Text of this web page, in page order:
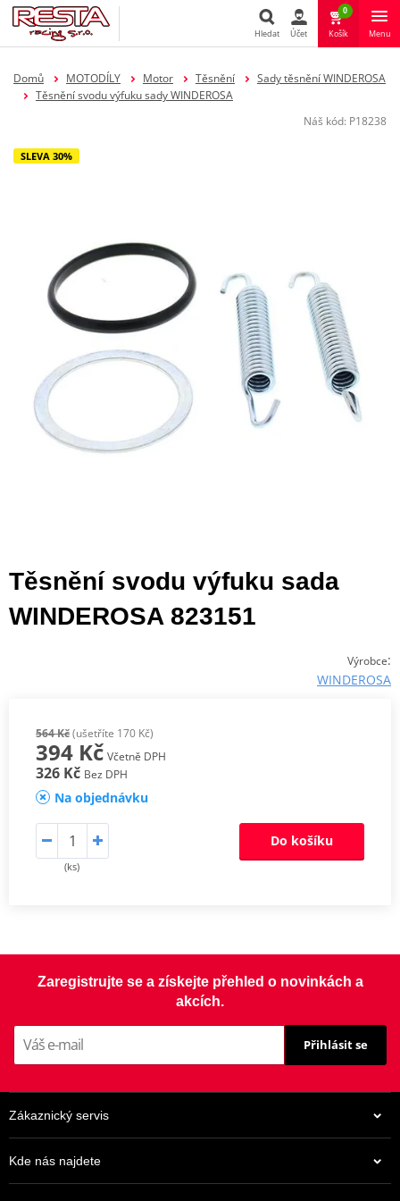
Hledat
Hledat Účet
0
Košík Menu
Domů MOTODÍLY Motor Těsnění
Sady těsnění WINDEROSA
Těsnění svodu výfuku sady WINDEROSA
Náš kód: P18238
SLEVA 30%
Těsnění svodu výfuku sada
WINDEROSA 823151
Výrobce:
WINDEROSA
564 Kč(ušetříte 170 Kč)
394 Kč Včetně DPH
326 Kč Bez DPH
Na objednávku
(ks)
Do košíku
Zaregistrujte se a získejte přehled o novinkách a
akcích.
Přihlásit se
Zákaznický servis
Kde nás najdete